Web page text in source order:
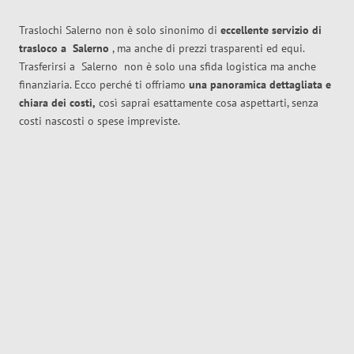
Traslochi Salerno non è solo sinonimo di eccellente servizio di
trasloco a Salerno , ma anche di prezzi trasparenti ed equi.
Trasferirsi a Salerno non è solo una sfida logistica ma anche
finanziaria. Ecco perché ti offriamo una panoramica dettagliata e
chiara dei costi, così saprai esattamente cosa aspettarti, senza
costi nascosti o spese impreviste.